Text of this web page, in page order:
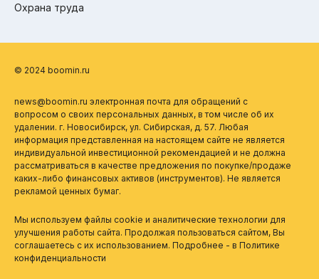
Охрана труда
© 2024 boomin.ru
news@boomin.ru электронная почта для обращений с
вопросом о своих персональных данных, в том числе об их
удалении. г. Новосибирск, ул. Сибирская, д. 57. Любая
информация представленная на настоящем сайте не является
индивидуальной инвестиционной рекомендацией и не должна
рассматриваться в качестве предложения по покупке/продаже
каких-либо финансовых активов (инструментов). Не является
рекламой ценных бумаг.
Мы используем файлы cookie и аналитические технологии для
улучшения работы сайта. Продолжая пользоваться сайтом, Вы
соглашаетесь с их использованием. Подробнее - в Политике
конфиденциальности